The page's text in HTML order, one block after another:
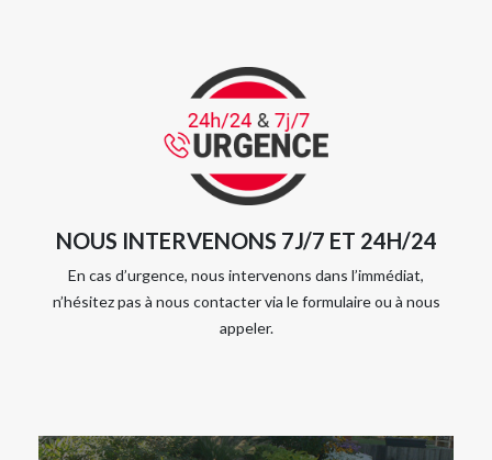
NOUS INTERVENONS 7J/7 ET 24H/24
En cas d’urgence, nous intervenons dans l’immédiat,
n’hésitez pas à nous contacter via le formulaire ou à nous
appeler.